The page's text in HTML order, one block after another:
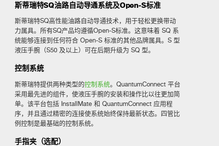
斯蒂瑞特SQ油路自动导通系统及Open-S标准
斯蒂瑞特SQ高性能油路自动导通技术，用于轻松更换带动
力属具。所有SQ产品均遵循Open-S标准。这意味着 SQ 系
统能够连接到任何符合 Open-S 标准的其他品牌属具。S 型
液压手腕（S50 及以上）可在后期升级为 SQ 型。
控制系统
斯蒂瑞特提供两种类型的控制系统。QuantumConnect 平台
采用最先进的组件，使液压手腕的安装和操作比以往更加简
单。该平台包括 InstallMate 和 QuantumConnect 应用程
序，并且通过精密的连接使系统始终保持最新状态。四管比
例控制是最基础的控制系统。
手指夹（选配）